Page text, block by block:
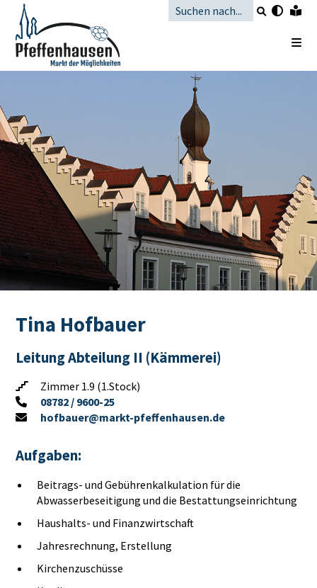
Tina Hofbauer
Leitung Abteilung II (Kämmerei)
Zimmer 1.9 (1.Stock)
08782 / 9600-25
hofbauer@markt-pfeffenhausen.de
Aufgaben:
Beitrags- und Gebührenkalkulation für die
Abwasserbeseitigung und die Bestattungseinrichtung
Haushalts- und Finanzwirtschaft
Jahresrechnung, Erstellung
Kirchenzuschüsse